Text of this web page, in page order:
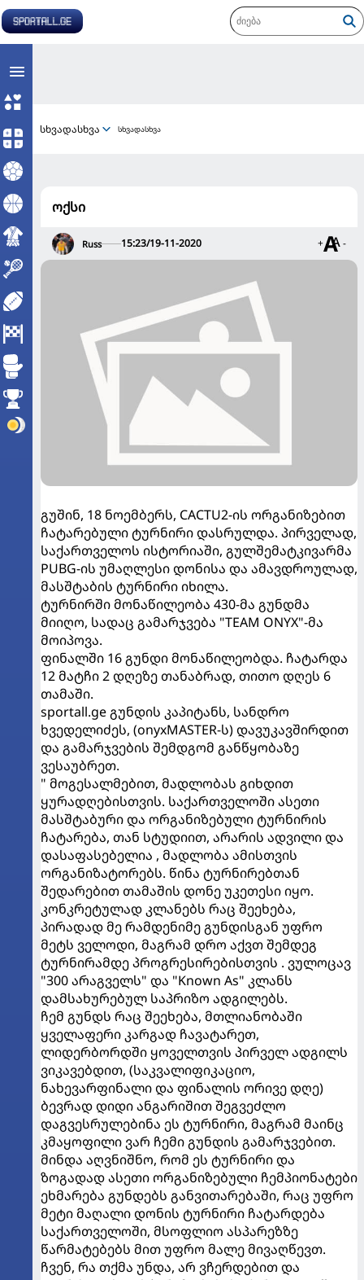
სხვადასხვა სხვადასხვა
ოქსი
Russ 15:23/19-11-2020 + -
გუშინ, 18 ნოემბერს, CACTU2-ის ორგანიზებით
ჩატარებული ტურნირი დასრულდა. პირველად,
საქართველოს ისტორიაში, გულშემატკივარმა
PUBG-ის უმაღლესი დონისა და ამავდროულად,
მასშტაბის ტურნირი იხილა.
ტურნირში მონაწილეობა 430-მა გუნდმა
მიიღო, სადაც გამარჯვება "TEAM ONYX"-მა
მოიპოვა.
ფინალში 16 გუნდი მონაწილეობდა. ჩატარდა
12 მატჩი 2 დღეზე თანაბრად, თითო დღეს 6
თამაში.
sportall.ge გუნდის კაპიტანს, სანდრო
ხვედელიძეს, (onyxMASTER-ს) დავუკავშირდით
და გამარჯვების შემდგომ განწყობაზე
ვესაუბრეთ.
" მოგესალმებით, მადლობას გიხდით
ყურადღებისთვის. საქართველოში ასეთი
მასშტაბური და ორგანიზებული ტურნირის
ჩატარება, თან სტუდიით, არარის ადვილი და
დასაფასებელია , მადლობა ამისთვის
ორგანიზატორებს. წინა ტურნირებთან
შედარებით თამაშის დონე უკეთესი იყო.
კონკრეტულად კლანებს რაც შეეხება,
პირადად მე რამდენიმე გუნდისგან უფრო
მეტს ველოდი, მაგრამ დრო აქვთ შემდეგ
ტურნირამდე პროგრესირებისთვის . ვულოცავ
"300 არაგველს" და "Known As" კლანს
დამსახურებულ საპრიზო ადგილებს.
ჩემ გუნდს რაც შეეხება, მთლიანობაში
ყველაფერი კარგად ჩავატარეთ,
ლიდერბორდში ყოველთვის პირველ ადგილს
ვიკავებდით, (საკვალიფიკაციო,
ნახევარფინალი და ფინალის ორივე დღე)
ბევრად დიდი ანგარიშით შეგვეძლო
დაგვესრულებინა ეს ტურნირი, მაგრამ მაინც
კმაყოფილი ვარ ჩემი გუნდის გამარჯვებით.
მინდა აღვნიშნო, რომ ეს ტურნირი და
ზოგადად ასეთი ორგანიზებული ჩემპიონატები
ეხმარება გუნდებს განვითარებაში, რაც უფრო
მეტი მაღალი დონის ტურნირი ჩატარდება
საქართველოში, მსოფლიო ასპარეზზე
წარმატებებს მით უფრო მალე მივაღწევთ.
ჩვენ, რა თქმა უნდა, არ ვჩერდებით და